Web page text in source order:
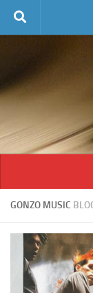
Skip to content
GONZO MUSIC